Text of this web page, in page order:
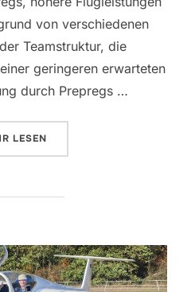
von verschiedenen
Teamstruktur, die
geringeren erwarteten
durch Prepregs …
ÜBER „WIR STELLEN VOR, D-45
LESEN